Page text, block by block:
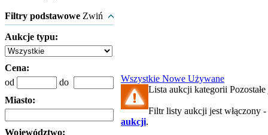
Filtry podstawowe Zwiń
Aukcje typu:
Cena:
od
do
Miasto:
Województwo:
Wszystkie Nowe Używane
Lista aukcji kategorii Pozostałe
Filtr listy aukcji jest włączony -
aukcji.